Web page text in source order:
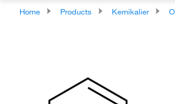
Home Products Kemikalier